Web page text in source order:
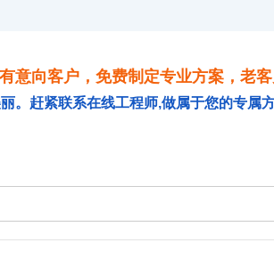
意向客户，免费制定专业方案，老客
。赶紧联系在线工程师,做属于您的专属方